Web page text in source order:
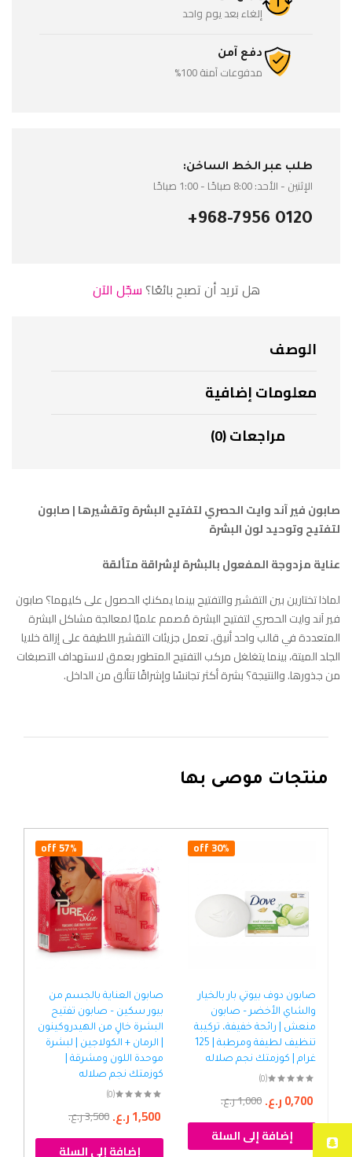
إلغاء بعد يوم واحد
دفع آمن
مدفوعات آمنة 100%
طلب عبر الخط الساخن:
الإثنين - الأحد: 8:00 صباحًا - 1:00 صباحًا
+968-7956 0120
هل تريد أن تصبح بائعًا؟سجّل الآن
الوصف
معلومات إضافية
مراجعات (0)
صابون فير آند وايت الحصري لتفتيح البشرة وتقشيرها | صابون
لتفتيح وتوحيد لون البشرة
عناية مزدوجة المفعول بالبشرة لإشراقة متألقة
لماذا تختارين بين التقشير والتفتيح بينما يمكنكِ الحصول على كليهما؟ صابون
فير آند وايت الحصري لتفتيح البشرة مُصمم علميًا لمعالجة مشاكل البشرة
المتعددة في قالب واحد أنيق. تعمل جزيئات التقشير اللطيفة على إزالة خلايا
الجلد الميتة، بينما يتغلغل مركب التفتيح المتطور بعمق لاستهداف التصبغات
من جذورها. والنتيجة؟ بشرة أكثر تجانسًا وإشراقًا تتألق من الداخل.
منتجات موصى بها
30% off
صابون دوف بيوتي بار بالخيار
والشاي الأخضر – صابون
منعش | رائحة خفيفة، تركيبة
تنظيف لطيفة ومرطبة | 125
غرام | كوزمتك نجم صلاله
(0)
1,000ر.ع. 0,700ر.ع.
إضافة إلى السلة
57% off
صابون العناية بالجسم من
بيور سكين – صابون تفتيح
البشرة خالٍ من الهيدروكينون
| الرمان + الكولاجين | لبشرة
موحدة اللون ومشرقة |
كوزمتك نجم صلاله
(0)
3,500ر.ع. 1,500ر.ع.
إضافة إلى السلة